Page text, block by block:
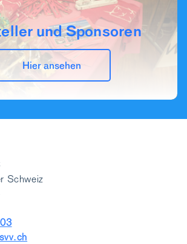
und Sponsoren
Hier ansehen
Schweiz